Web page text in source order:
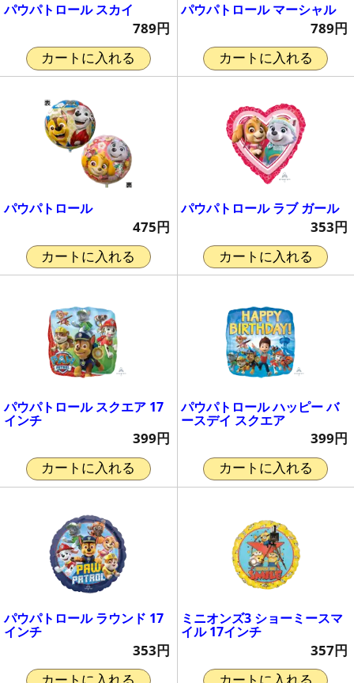
パウパトロール スカイ
789円
カートに入れる
パウパトロール マーシャル
789円
カートに入れる
パウパトロール
475円
カートに入れる
パウパトロール ラブ ガール
353円
カートに入れる
パウパトロール スクエア 17
インチ
399円
カートに入れる
パウパトロール ハッピー バ
ースデイ スクエア
399円
カートに入れる
パウパトロール ラウンド 17
インチ
353円
ミニオンズ3 ショーミースマ
イル 17インチ
357円